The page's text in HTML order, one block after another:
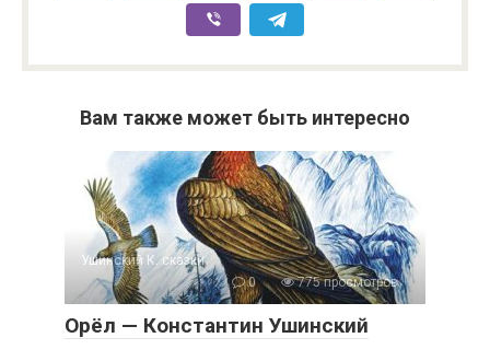
Вам также может быть интересно
Ушинский К. сказки
0
775 просмотров
Орёл — Константин Ушинский